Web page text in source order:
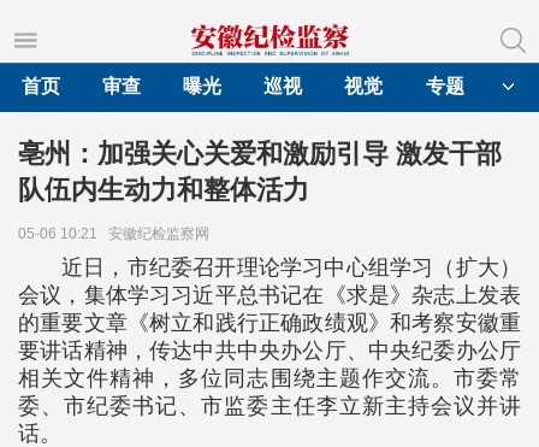
首页
审查 曝光 巡视 视觉 专题
亳州：加强关心关爱和激励引导 激发干部
队伍内生动力和整体活力
05-06 10:21 安徽纪检监察网
近日，市纪委召开理论学习中心组学习（扩大）
会议，集体学习习近平总书记在《求是》杂志上发表
的重要文章《树立和践行正确政绩观》和考察安徽重
要讲话精神，传达中共中央办公厅、中央纪委办公厅
相关文件精神，多位同志围绕主题作交流。市委常
委、市纪委书记、市监委主任李立新主持会议并讲
话。